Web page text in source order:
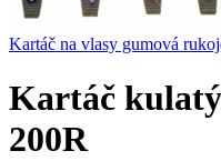
Kartáč na vlasy gumová
Kartáč
200R